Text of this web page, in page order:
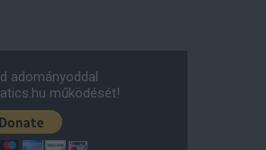
adományoddal
működését!